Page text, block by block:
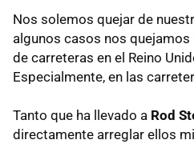
Nos solemos quejar de
algunos casos nos
de carreteras en el Reino
Especialmente, en las
Tanto que ha llevado a Rod
directamente arreglar ellos